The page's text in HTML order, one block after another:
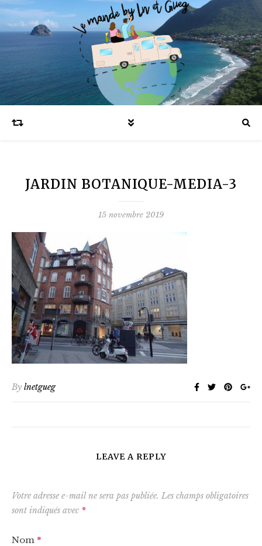
Blog voyages en famille et expatriation
JARDIN BOTANIQUE-MEDIA-3
15 novembre 2019
By lnetgueg
LEAVE A REPLY
Votre adresse e-mail ne sera pas publiée. Les champs obligatoires
sont indiqués avec *
Nom *